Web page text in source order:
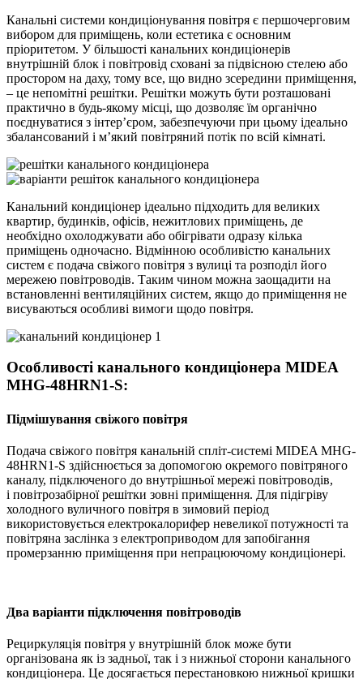
Канальні системи кондиціонування повітря є першочерговим
вибором для приміщень, коли естетика є основним
пріоритетом. У більшості канальних кондиціонерів
внутрішній блок і повітровід сховані за підвісною стелею або
простором на даху, тому все, що видно зсередини приміщення,
– це непомітні решітки. Решітки можуть бути розташовані
практично в будь-якому місці, що дозволяє їм органічно
поєднуватися з інтер’єром, забезпечуючи при цьому ідеально
збалансований і м’який повітряний потік по всій кімнаті.
Канальний кондиціонер ідеально підходить для великих
квартир, будинків, офісів, нежитлових приміщень, де
необхідно охолоджувати або обігрівати одразу кілька
приміщень одночасно. Відмінною особливістю канальних
систем є подача свіжого повітря з вулиці та розподіл його
мережею повітроводів. Таким чином можна заощадити на
встановленні вентиляційних систем, якщо до приміщення не
висуваються особливі вимоги щодо повітря.
Особливості канального кондиціонера MIDEA
MHG-48HRN1-S:
Підмішування свіжого повітря
Подача свіжого повітря канальній спліт-системі MIDEA MHG-
48HRN1-S здійснюється за допомогою окремого повітряного
каналу, підключеного до внутрішньої мережі повітроводів,
і повітрозабірної решітки зовні приміщення. Для підігріву
холодного вуличного повітря в зимовий період
використовується електрокалорифер невеликої потужності та
повітряна заслінка з електроприводом для запобігання
промерзанню приміщення при непрацюючому кондиціонері.
Два варіанти підключення повітроводів
Рециркуляція повітря у внутрішній блок може бути
організована як із задньої, так і з нижньої сторони канального
кондиціонера. Це досягається перестановкою нижньої кришки